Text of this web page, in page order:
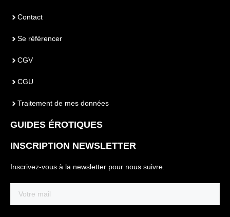
Contact
Se référencer
CGV
CGU
Traitement de mes données
GUIDES ÉROTIQUES
INSCRIPTION NEWSLETTER
Inscrivez-vous à la newsletter pour nous suivre.